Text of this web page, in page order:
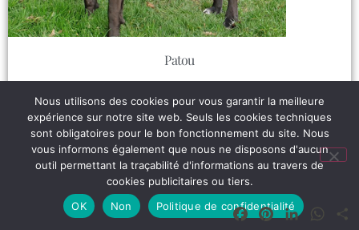
Patou
Lire plus
Facebook
PinterestLinkedIn
Nous utilisons des cookies pour vous garantir la meilleure
expérience sur notre site web. Seuls les cookies techniques
sont obligatoires pour le bon fonctionnement du site. Nous
vous informons également que nous ne disposons d'aucun
outil permettant la traçabilité d'informations au travers de
cookies publicitaires ou tiers.
OK
Non Politique de confidentialité